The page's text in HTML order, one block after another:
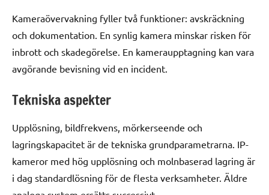
Kameraövervakning fyller två funktioner: avskräckning
och dokumentation. En synlig kamera minskar risken för
inbrott och skadegörelse. En kameraupptagning kan vara
avgörande bevisning vid en incident.
Tekniska aspekter
Upplösning, bildfrekvens, mörkerseende och
lagringskapacitet är de tekniska grundparametrarna. IP-
kameror med hög upplösning och molnbaserad lagring är
i dag standardlösning för de flesta verksamheter. Äldre